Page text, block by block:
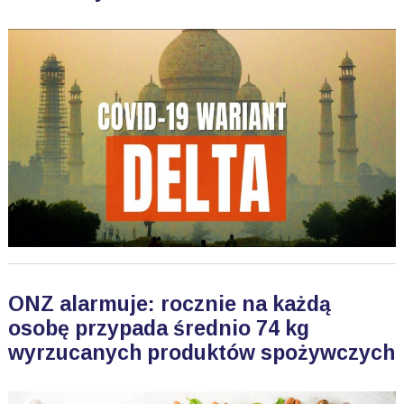
ONZ alarmuje: rocznie na każdą
osobę przypada średnio 74 kg
wyrzucanych produktów spożywczych